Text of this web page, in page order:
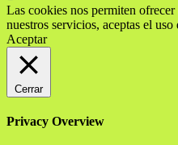
Las cookies nos permiten
nuestros servicios, aceptas el
Aceptar
Cerrar
Privacy Overview